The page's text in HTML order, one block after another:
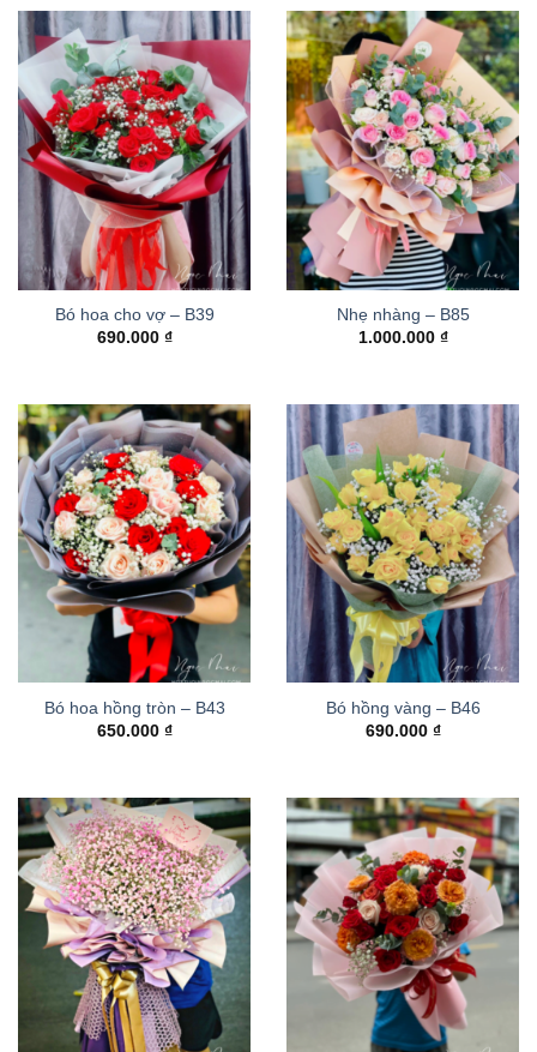
Bó hoa cho vợ – B39
690.000 ₫
Nhẹ nhàng – B85
1.000.000 ₫
Bó hoa hồng tròn – B43
650.000 ₫
Bó hồng vàng – B46
690.000 ₫